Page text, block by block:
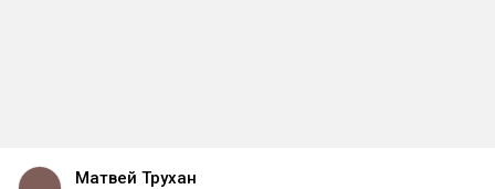
Матвей Трухан